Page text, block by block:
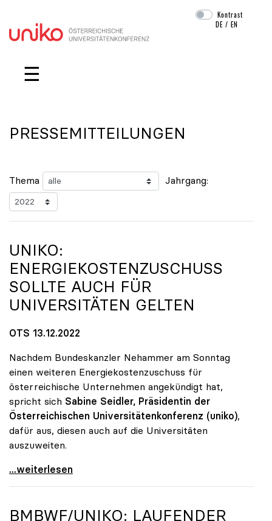
Navigation überspringen
Kontrast
DE /EN
☰
PRESSEMITTEILUNGEN
Thema Jahrgang:
UNIKO:
ENERGIEKOSTENZUSCHUSS
SOLLTE AUCH FÜR
UNIVERSITÄTEN GELTEN
OTS 13.12.2022
Nachdem Bundeskanzler Nehammer am Sonntag
einen weiteren Energiekostenzuschuss für
österreichische Unternehmen angekündigt hat,
spricht sich Sabine Seidler, Präsidentin der
Österreichischen Universitätenkonferenz (uniko),
dafür aus, diesen auch auf die Universitäten
auszuweiten.
uniko: Energiekostenzuschuss sollte auch für
...weiterlesen
BMBWF/UNIKO: LAUFENDER